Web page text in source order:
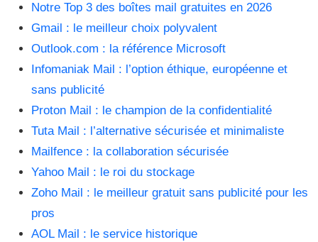
Notre Top 3 des boîtes mail gratuites en 2026
Gmail : le meilleur choix polyvalent
Outlook.com : la référence Microsoft
Infomaniak Mail : l’option éthique, européenne et
sans publicité
Proton Mail : le champion de la confidentialité
Tuta Mail : l’alternative sécurisée et minimaliste
Mailfence : la collaboration sécurisée
Yahoo Mail : le roi du stockage
Zoho Mail : le meilleur gratuit sans publicité pour les
pros
AOL Mail : le service historique